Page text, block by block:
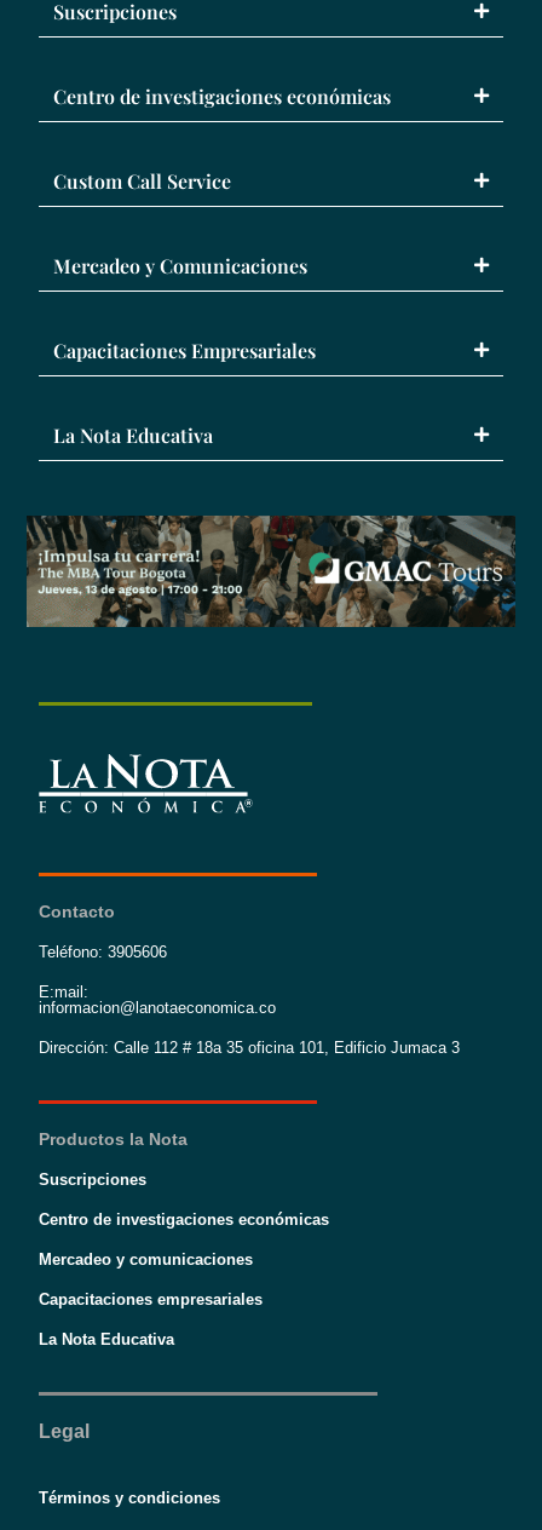
Suscripciones
Centro de investigaciones económicas
Custom Call Service
Mercadeo y Comunicaciones
Capacitaciones Empresariales
La Nota Educativa
Contacto
Teléfono: 3905606
E:mail:
informacion@lanotaeconomica.co
Dirección: Calle 112 # 18a 35 oficina 101, Edificio Jumaca 3
Productos la Nota
Suscripciones
Centro de investigaciones económicas
Mercadeo y comunicaciones
Capacitaciones empresariales
La Nota Educativa
Legal
Términos y condiciones